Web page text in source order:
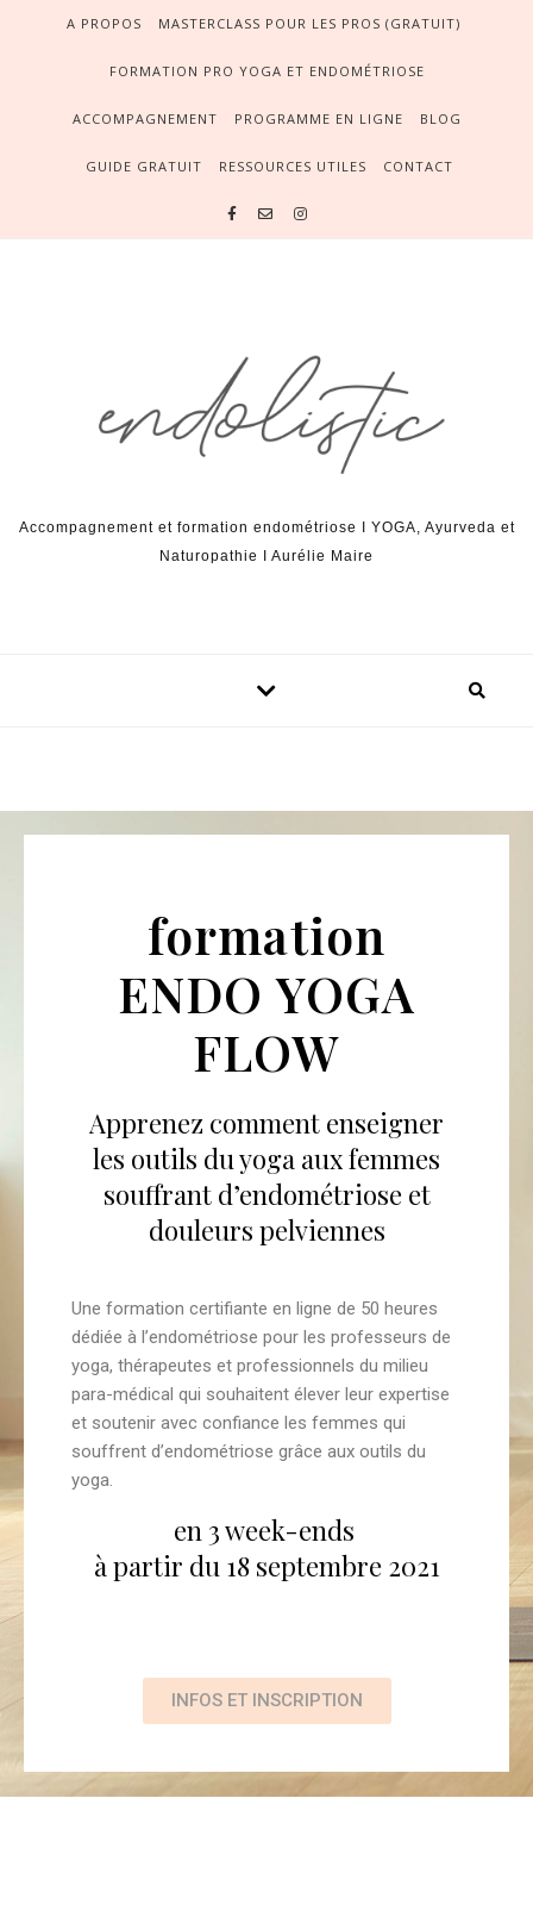
A PROPOS MASTERCLASS POUR LES PROS (GRATUIT)
FORMATION PRO YOGA ET ENDOMÉTRIOSE
ACCOMPAGNEMENT PROGRAMME EN LIGNE BLOG
GUIDE GRATUIT RESSOURCES UTILES CONTACT
Accompagnement et formation endométriose I YOGA, Ayurveda et
Naturopathie I Aurélie Maire
formation
ENDO YOGA
FLOW
Apprenez comment enseigner
les outils du yoga aux femmes
souffrant d’endométriose et
douleurs pelviennes
Une formation certifiante en ligne de 50 heures
dédiée à l’endométriose pour les professeurs de
yoga, thérapeutes et professionnels du milieu
para-médical qui souhaitent élever leur expertise
et soutenir avec confiance les femmes qui
souffrent d’endométriose grâce aux outils du
yoga.
en 3 week-ends
à partir du 18 septembre 2021
INFOS ET INSCRIPTION